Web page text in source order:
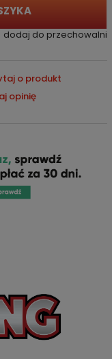
dodaj do przechowalni
o produkt
opinię